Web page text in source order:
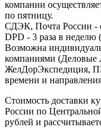
компании
по пятницу.
СДЭК, Почта России -
DPD - 3 раза в неделю
Возможна
компаниями (Деловые
ЖелДорЭкспедиция,
времени и
Стоимость доставки
России по
рублей и